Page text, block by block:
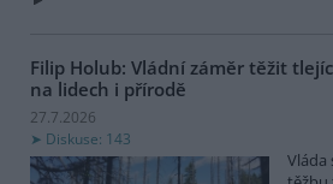
Filip Holub: Vládní záměr těžit
na lidech i přírodě
27.7.2026
Diskuse: 143
Vláda